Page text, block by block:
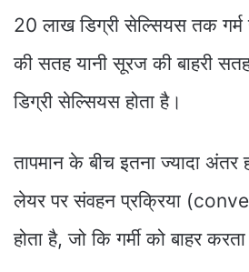
20 लाख डिग्री सेल्सियस तक
की सतह यानी सूरज की बाहरी
डिग्री सेल्सियस होता है।
तापमान के बीच इतना ज्यादा
लेयर पर संवहन प्रक्रिया
होता है, जो कि गर्मी को बाहर